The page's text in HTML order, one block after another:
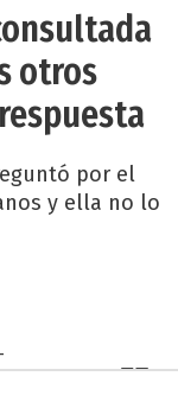
otros
por el
y ella no lo